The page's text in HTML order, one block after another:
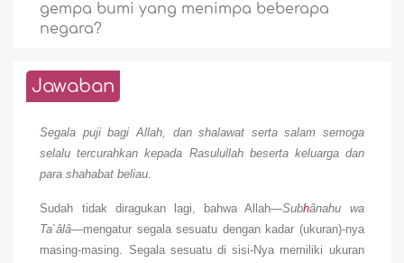
gempa bumi yang menimpa beberapa
negara?
Jawaban
Segala puji bagi Allah, dan shalawat serta salam semoga
selalu tercurahkan kepada Rasulullah beserta keluarga dan
para shahabat beliau.
Sudah tidak diragukan lagi, bahwa Allah—Subhânahu wa
Ta`âlâ—mengatur segala sesuatu dengan kadar (ukuran)-nya
masing-masing. Segala sesuatu di sisi-Nya memiliki ukuran